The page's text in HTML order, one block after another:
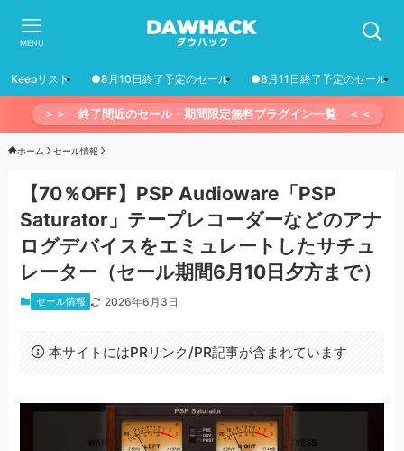
MENU
Keepリスト ●8月10日終了予定のセール ●8月11日終了予定のセール
＞＞ 終了間近のセール・期間限定無料プラグイン一覧 ＜＜
ホーム セール情報
【70％OFF】PSP Audioware「PSP
Saturator」テープレコーダーなどのアナ
ログデバイスをエミュレートしたサチュ
レーター（セール期間6月10日夕方まで）
セール情報 2026年6月3日
本サイトにはPRリンク/PR記事が含まれています